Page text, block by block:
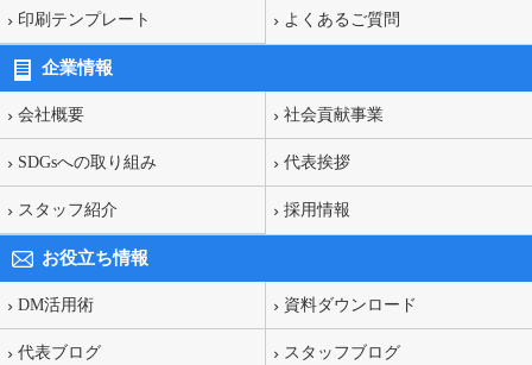
印刷テンプレート よくあるご質問
企業情報
会社概要 社会貢献事業
SDGsへの取り組み 代表挨拶
スタッフ紹介 採用情報
お役立ち情報
DM活用術 資料ダウンロード
代表ブログ スタッフブログ